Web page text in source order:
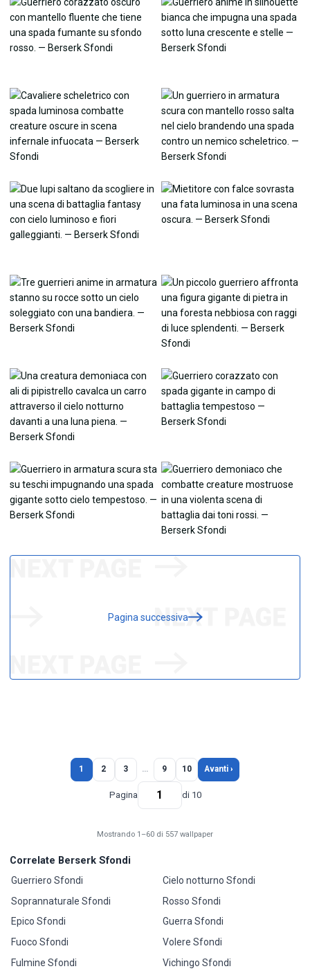
Pagina successiva
1 2 3 … 9 10 Avanti ›
Pagina di 10
Mostrando 1–60 di 557 wallpaper
Correlate Berserk Sfondi
Guerriero Sfondi
Soprannaturale Sfondi
Epico Sfondi
Fuoco Sfondi
Fulmine Sfondi
Cielo notturno Sfondi
Rosso Sfondi
Guerra Sfondi
Volere Sfondi
Vichingo Sfondi